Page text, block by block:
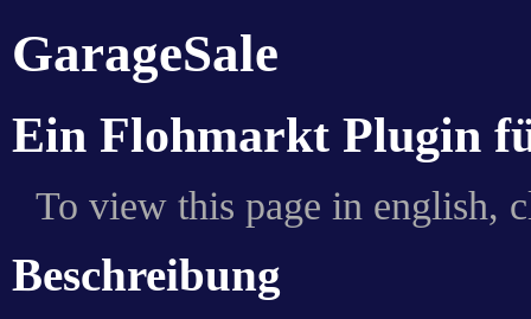
GarageSale
Ein Flohmarkt Plugin
To view this page in english,
Beschreibung